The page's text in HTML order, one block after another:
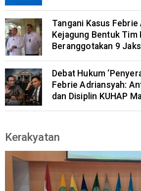
Tangani Kasus Febrie
Kejagung Bentuk Tim
Beranggotakan 9
Debat Hukum
Febrie Adriansyah:
dan Disiplin KUHAP
Kerakyatan